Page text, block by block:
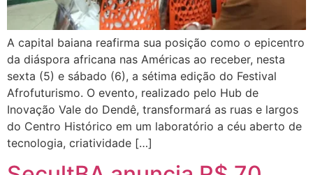
A capital baiana reafirma sua posição como o epicentro
da diáspora africana nas Américas ao receber, nesta
sexta (5) e sábado (6), a sétima edição do Festival
Afrofuturismo. O evento, realizado pelo Hub de
Inovação Vale do Dendê, transformará as ruas e largos
do Centro Histórico em um laboratório a céu aberto de
tecnologia, criatividade […]